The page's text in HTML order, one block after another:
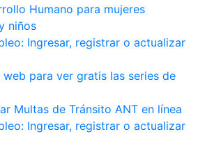
Humano para mujeres
niños
Ingresar, registrar o actualizar
para ver gratis las series de
Multas de Tránsito ANT en línea
Ingresar, registrar o actualizar